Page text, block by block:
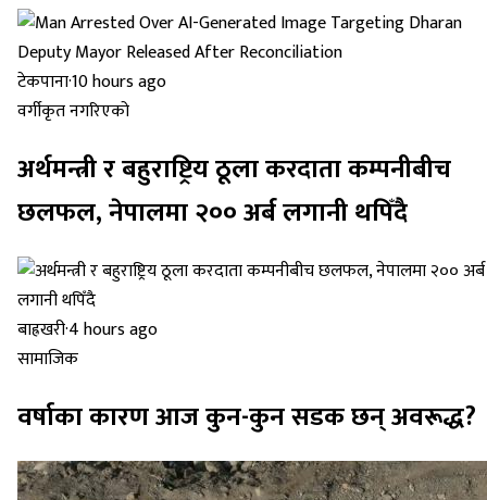
टेकपाना·10 hours ago
वर्गीकृत नगरिएको
अर्थमन्त्री र बहुराष्ट्रिय ठूला करदाता कम्पनीबीच
छलफल, नेपालमा २०० अर्ब लगानी थपिँदै
बाह्रखरी·4 hours ago
सामाजिक
वर्षाका कारण आज कुन-कुन सडक छन् अवरूद्ध?